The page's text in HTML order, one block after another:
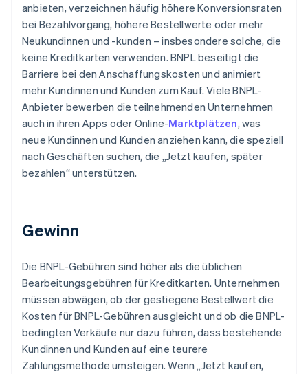
anbieten, verzeichnen häufig höhere Konversionsraten
bei Bezahlvorgang, höhere Bestellwerte oder mehr
Neukundinnen und -kunden – insbesondere solche, die
keine Kreditkarten verwenden. BNPL beseitigt die
Barriere bei den Anschaffungskosten und animiert
mehr Kundinnen und Kunden zum Kauf. Viele BNPL-
Anbieter bewerben die teilnehmenden Unternehmen
auch in ihren Apps oder Online-Marktplätzen, was
neue Kundinnen und Kunden anziehen kann, die speziell
nach Geschäften suchen, die „Jetzt kaufen, später
bezahlen“ unterstützen.
Gewinn
Die BNPL-Gebühren sind höher als die üblichen
Bearbeitungsgebühren für Kreditkarten. Unternehmen
müssen abwägen, ob der gestiegene Bestellwert die
Kosten für BNPL-Gebühren ausgleicht und ob die BNPL-
bedingten Verkäufe nur dazu führen, dass bestehende
Kundinnen und Kunden auf eine teurere
Zahlungsmethode umsteigen. Wenn „Jetzt kaufen,